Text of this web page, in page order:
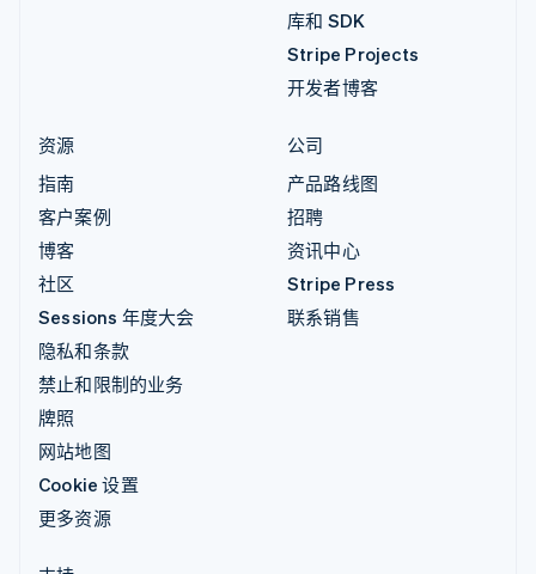
库和 SDK
Stripe Projects
开发者博客
资源
指南
客户案例
博客
社区
Sessions 年度大会
隐私和条款
禁止和限制的业务
牌照
网站地图
Cookie 设置
更多资源
公司
产品路线图
招聘
资讯中心
Stripe Press
联系销售